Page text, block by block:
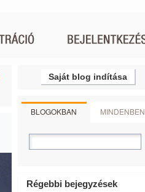
Saját blog indítása
BLOGOKBAN MINDENBEN
Régebbi bejegyzések